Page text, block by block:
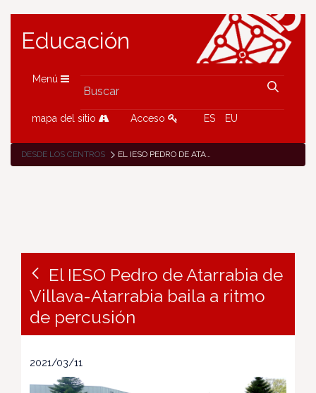
Educación
Menú
mapa del sitio Acceso ES EU
DESDE LOS CENTROS EL IESO PEDRO DE ATARRABIA DE VILLAVA-ATARRABIA BAILA A RITMO DE PERCUSIÓN
El IESO Pedro de Atarrabia de
Villava-Atarrabia baila a ritmo
de percusión
2021/03/11